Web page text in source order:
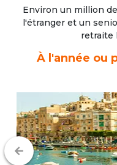
Environ un million
l'étrangeret un
retraite
À l'année ou